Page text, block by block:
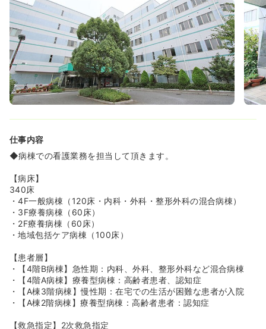
≪あなたのスキルに合わせた配属！≫
◆大学病院や急性期の病院で経験を積まれた方は一般病棟
がオススメです！救急搬送もございますので、スキルアッ
プしたい方はオススメです！
◆手技に自信がなかったり、ブランクがある方は療養病棟
に配属されます。スキルに自信がついてきたり、一般病棟
でチャレンジしたいという気持ちがあれば、看護部長様と
相談の上、異動することも可能です。
◆中途の方は環境になれるまで、またスキルに自信がつく
までOJTがついてくれます。小規模ながらブランク明けの
≪託児所（病児保育）がございます！≫
◆現在は日勤帯のみの託児所がございます。実際に約20人
の0歳～小学校2年生までの職員のお子さんをお預かりして
います。
◆病児保育も行っておりますので、看護師様は安心して業
務に専念できます！
◆お子様は日勤時-800円/日で預けることが可能です。昼
食つきなので、お弁当を作る時間を削減することができま
す！その分、お子様と一緒にいる時間を大切にできますよ
★
≪転居される方にオススメ！≫
◆2017年に作られた新築寮がございます！1K9畳で、テレ
ビやベッド、独立洗面台などの設備が充実！一人暮らしを
す。
仕事内容
◆病棟での看護業務を担当して頂きます。
【病床】
340床
・4F一般病棟（120床・内科・外科・整形外科の混合病棟）
・3F療養病棟（60床）
・2F療養病棟（60床）
・地域包括ケア病棟（100床）
【患者層】
・【4階B病棟】急性期：内科、外科、整形外科など混合病棟
・【4階A病棟】療養型病棟：高齢者患者、認知症
・【A棟3階病棟】慢性期：在宅での生活が困難な患者が入院
・【A棟2階病棟】療養型病棟：高齢者患者：認知症
【救急指定】2次救急指定